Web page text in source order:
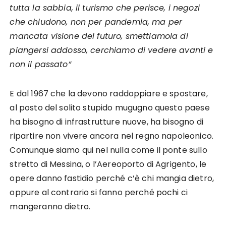
tutta la sabbia, il turismo che perisce, i negozi
che chiudono, non per pandemia, ma per
mancata visione del futuro, smettiamola di
piangersi addosso, cerchiamo di vedere avanti e
non il passato”
E dal 1967 che la devono raddoppiare e spostare,
al posto del solito stupido mugugno questo paese
ha bisogno di infrastrutture nuove, ha bisogno di
ripartire non vivere ancora nel regno napoleonico.
Comunque siamo qui nel nulla come il ponte sullo
stretto di Messina, o l’Aereoporto di Agrigento, le
opere danno fastidio perché c’è chi mangia dietro,
oppure al contrario si fanno perché pochi ci
mangeranno dietro.